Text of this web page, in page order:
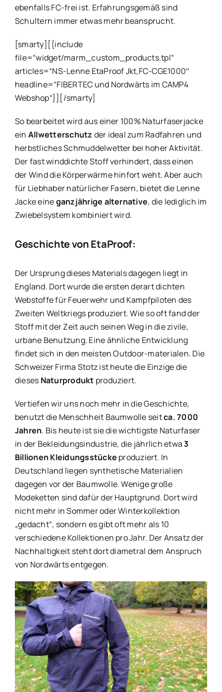
ebenfalls FC-frei ist. Erfahrungsgemäß sind
Schultern immer etwas mehr beansprucht.
[smarty][{include
file=“widget/marm_custom_products.tpl“
articles=“NS-Lenne EtaProof Jkt,FC-CGE1000″
headline=“FIBERTEC und Nordwärts im CAMP4
Webshop“}][/smarty]
So bearbeitet wird aus einer 100% Naturfaserjacke
ein Allwetterschutz der ideal zum Radfahren und
herbstliches Schmuddelwetter bei hoher Aktivität.
Der fast winddichte Stoff verhindert, dass einen
der Wind die Körperwärme hinfort weht. Aber auch
für Liebhaber natürlicher Fasern, bietet die Lenne
Jacke eineganzjährige alternative, die lediglich im
Zwiebelsystem kombiniert wird.
Geschichte von EtaProof:
Der Ursprung dieses Materials dagegen liegt in
England. Dort wurde die ersten derart dichten
Webstoffe für Feuerwehr und Kampfpiloten des
Zweiten Weltkriegs produziert. Wie so oft fand der
Stoff mit der Zeit auch seinen Weg in die zivile,
urbane Benutzung. Eine ähnliche Entwicklung
findet sich in den meisten Outdoor-materialen. Die
Schweizer Firma Stotz ist heute die Einzige die
dieses Naturprodukt produziert.
Vertiefen wir uns noch mehr in die Geschichte,
benutzt die Menschheit Baumwolle seitca. 7000
Jahren. Bis heute ist sie die wichtigste Naturfaser
in der Bekleidungsindustrie, die jährlich etwa3
Billionen Kleidungsstücke produziert. In
Deutschland liegen synthetische Materialien
dagegen vor der Baumwolle. Wenige große
Modeketten sind dafür der Hauptgrund. Dort wird
nicht mehr in Sommer oder Winterkollektion
„gedacht“, sondern es gibt oft mehr als 10
verschiedene Kollektionen pro Jahr. Der Ansatz der
Nachhaltigkeit steht dort diametral dem Anspruch
von Nordwärts entgegen.